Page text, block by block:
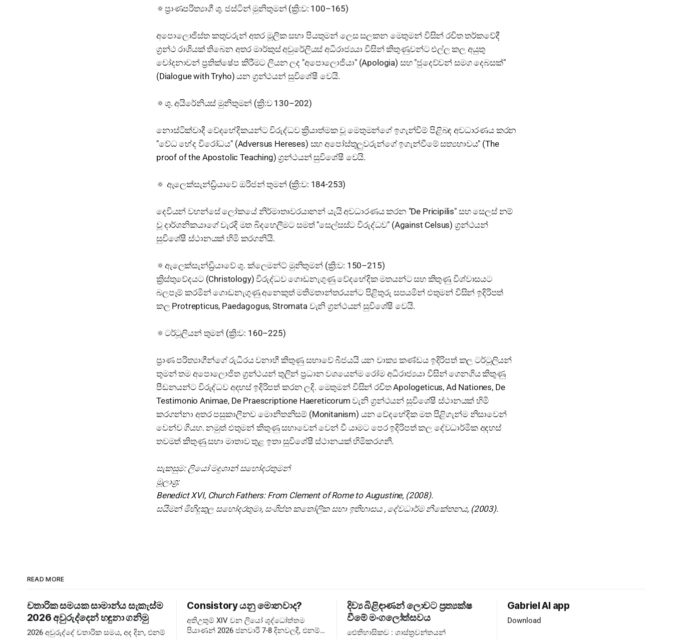
🔅ප්‍රාණපරිත්‍යාගී ශු. ජස්ටින් මුනිතුමන් (ක්‍රි:ව: 100–165)
අපොලොජිස්ත කතුවරුන් අතර මූලික සභා පියතුමන් ලෙස සලකන මෙතුමන් විසින් රචිත තර්කවේදී
ග්‍රන්ථ රාශියක් තිබෙන අතර මාර්කුස් අවුරේලියස් අධිරාජ්‍යයා විසින් කිතුණුවන්ට එල්ල කල අයුතු
චෝදනාවන් ප්‍රතික්ෂේප කිරීමට ලියන ලද "අපොලොජියා" (Apologia) සහ "ජුදෙව්වන් සමග දෙබසක්"
(Dialogue with Tryho) යන ග්‍රන්ථයන් සුවිශේෂී වෙයි.
🔅ශු. අයිරේනියස් මුනිතුමන් (ක්‍රි:ව 130–202)
නොස්ටික්වාදී වේදභේදිකයන්ට විරුද්ධව ක්‍රියාත්මක වූ මෙතුමන්ගේ ඉගැන්වීම් පිළිබඳ අවධාරණය කරන
"වේධ භේද විරෝධය" (Adversus Hereses) සහ අපෝස්තුලුවරුන්ගේ ඉගැන්වීමේ සත්‍යභාවය" (The
proof of the Apostolic Teaching) ග්‍රන්ථයන් සුවිශේෂී වෙයි.
🔅 ඇලෙක්සැන්ඩ්‍රියාවේ ඔරිජන් තුමන් (ක්‍රි:ව: 184-253)
දෙවියන් වහන්සේ ලෝකයේ නිර්මාතෘවරයානන් යැයි අවධාරණය කරන "De Pricipilis" සහ සෙලස් නම්
වූ දාර්ශනිකයාගේ වැරදි මත බිදහෙලීමට සමත් "සෙල්සස්ට විරුද්ධව" (Against Celsus) ග්‍රන්ථයන්
සුවිශේෂී ස්ථානයක් හිමි කරගනියි.
🔅ඇලෙක්සැන්ඩ්‍රියාවේ ශු. ක්ලෙමන්ට් මුනිතුමන් (ක්‍රි:ව: 150–215)
ක්‍රිස්තුවේදයට (Christology) විරුද්ධව ගොඩනැගුණු වේදභේදික මතයන්ට සහ කිතුණු විශ්වාසයට
බලපෑම් කරමින් ගොඩනැගුණු අනෙකුත් මතිමතාන්තරයන්ට පිළිතුරු සපයමින් එතුමන් විසින් ඉදිරිපත්
කල Protrepticus, Paedagogus, Stromata වැනි ග්‍රන්ථයන් සුවිශේෂී වෙයි.
🔅ටර්ටූලියන් තුමන් (ක්‍රි:ව: 160–225)
ප්‍රාණ පරිත්‍යාගීන්ගේ රුධීරය වනාහී කිතුණු සභාවේ බීජයයි යන වාක්‍ය කණ්ඩය ඉදිරිපත් කල ටර්ටූලියන්
තුමන් තම අපොලොජිත ග්‍රන්ථයන් තුලින් ප්‍රධාන වශයෙන්ම රෝම අධිරාජ්‍යයා විසින් ගෙනගිය කිතුණු
පීඩනයන්ට විරුද්ධව අදහස් ඉදිරිපත් කරන ලදි. මෙතුමන් විසින් රචිත Apologeticus, Ad Nationes, De
Testimonio Animae, De Praescriptione Haereticorum වැනි ග්‍රන්ථයන් සුවිශේෂී ස්ථානයක් හිමි
කරගන්නා අතර පසුකාලීනව මොනිතනිසම් (Monitanism) යන වේදභේදික මත පිළිගැන්ම නිසාවෙන්
වෙන්ව ගියහ. නමුත් එතුමන් කිතුණු සභාවෙන් වෙන් වී යාමට පෙර ඉදිරිපත් කල දේවධාර්මික අදහස්
තවමත් කිතුණු සභා මාතාව තුළ ඉතා සුවිශේෂී ස්ථානයක් හිමිකරගනී.
සැකසුම: ලියෝ මදුශාන් සහෝදරතුමන්
මූලාශ්‍ර:
Benedict XVI, Church Fathers: From Clement of Rome to Augustine, (2008).
සයිමන් මිහිදුකුල සහෝදරතුමා, සංශිප්ත කතෝලික සභා ඉතිහාසය , දේවධාර්ම නිකේතනය, (2003).
READ MORE
චතාරික සමයක සාමාන්ය සැකැස්ම
2026 අවුරුද්දෙන් හඳුනා ගනිමු
2026 අවුරුද්දේ චතාරික සමය, අද දින, එනම්
Consistory යනු මොනවාද?
අතිඋතුම් XIV වන ලියෝ ශුද්ධෝත්තම
පියාණන් 2026 ජනවාරි 7-8 දිනවලදී, එනම්
දිව්‍ය බිළිඳාණන් ලොවට ප්‍රත්‍යක්ෂ
වීමේ මංගලෝත්සවය
ඓතිහාසිකව : ශාස්ත්‍රවන්තයන්
Gabriel AI app
Download